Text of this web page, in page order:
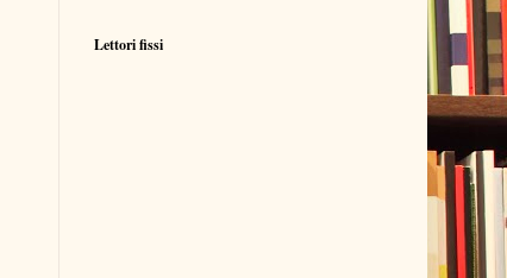
Lettori fissi